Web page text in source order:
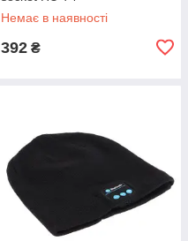
Немає в наявності
392 ₴